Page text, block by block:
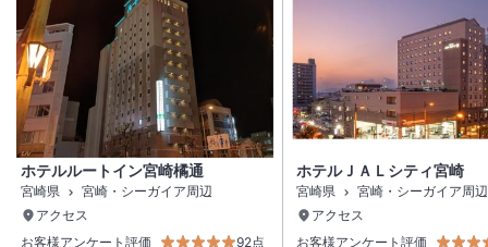
ホテルルートイン宮崎橘通
宮崎県
宮崎・シーガイア周辺
アクセス
お客様アンケート評価
92点
ホテルＪＡＬシティ宮崎
宮崎県
宮崎・シーガイア周辺
アクセス
お客様アンケート評価